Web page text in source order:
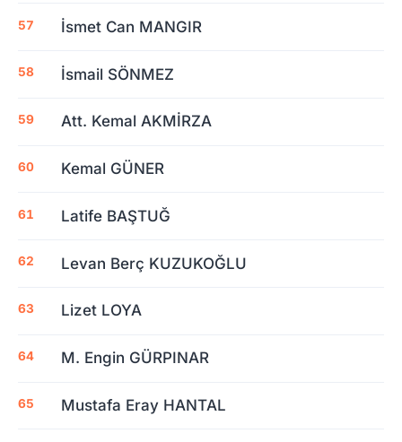
İsmet Can MANGIR
İsmail SÖNMEZ
Att. Kemal AKMİRZA
Kemal GÜNER
Latife BAŞTUĞ
Levan Berç KUZUKOĞLU
Lizet LOYA
M. Engin GÜRPINAR
Mustafa Eray HANTAL